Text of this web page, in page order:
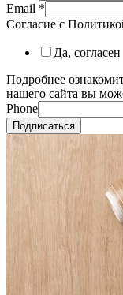
Email *
Согласие с
Да, согласен
Подробнее
нашего сайта вы
Phone
Подписаться